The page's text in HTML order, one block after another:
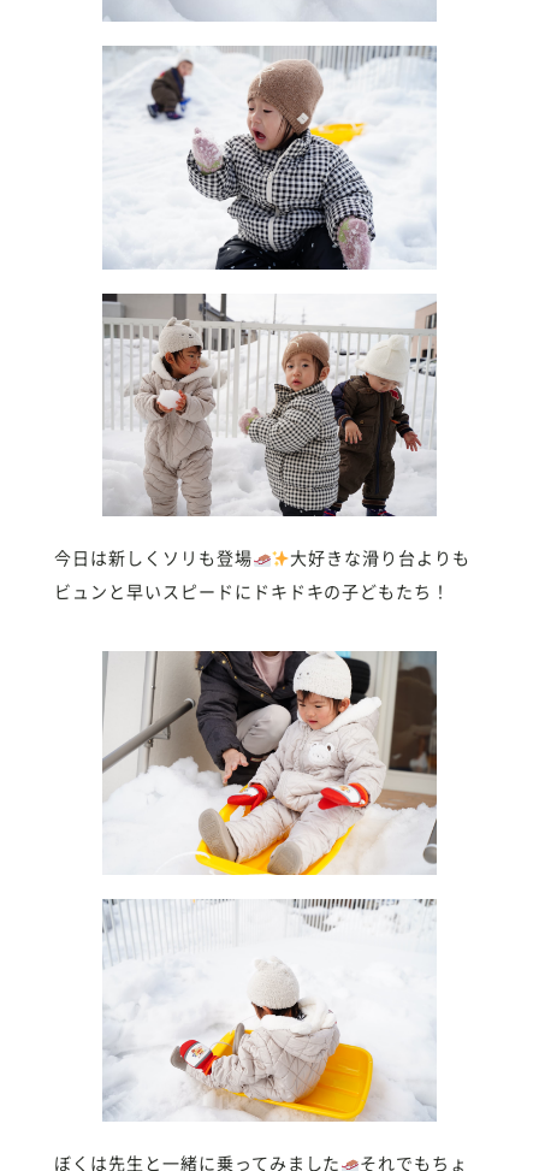
今日は新しくソリも登場
大好きな滑り台よりも
ビュンと早いスピードにドキドキの子どもたち！
ぼくは先生と一緒に乗ってみました それでもちょ